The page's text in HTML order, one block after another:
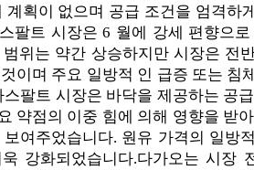
계획이 없으며 공급 조건을 엄격하
팔트 시장은 6 월에 강세 편향으
위는 약간 상승하지만 시장은 전
이며 주요 일방적 인 급증 또는 침
스팔트 시장은 바닥을 제공하는 공
약점의 이중 힘에 의해 영향을 받
여주었습니다. 원유 가격의 일방
강화되었습니다.다가오는 시장